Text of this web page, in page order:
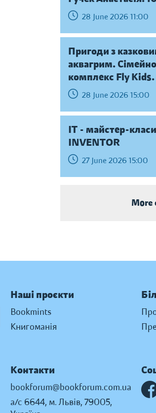
28 June 2026 11:00
Пригоди з
аквагрим.
комплекс Fly Kids.
28 June 2026 15:00
IT - майстер-
INVENTOR
27 June 2026 15:00
More
Наші проєкти
Bookmints
Книгоманія
Контакти
bookforum@bookforum.com.ua
а/с 6644, м. Львів, 79005,